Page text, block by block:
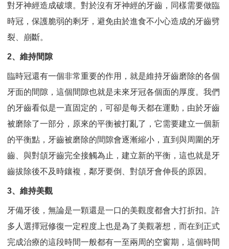
對牙神經造成破壞。對於沒有牙神經的牙齒，同樣需要做臨
時冠，保護脆弱的剩牙，避免由於進食不小心造成的牙齒劈
裂、崩斷。
2、維持間隙
臨時冠還有一個非常重要的作用，就是維持牙齒磨除的各個
牙面的間隙，這個間隙也就是未來牙冠各個面的厚度。我們
的牙齒看似是一直固定的，可卻是每天都在運動，由於牙齒
被磨除了一部分，原來的平衡被打亂了，它需要建立一個新
的平衡點，牙齒被磨除的間隙會逐漸縮小，直到與周圍的牙
齒、與對頜牙齒完全接觸為止，建立新的平衡，這也就是牙
齒拔除後不及時鑲複，鄰牙要倒、對頜牙會伸長的原因。
3、維持美觀
牙備牙後，無論是一顆還是一口的美觀度都會大打折扣。許
多人選擇冠修復一定程度上也是為了美觀著想，而在到正式
完成治療的這段時間一般都有一至兩周的空窗期，這個時間